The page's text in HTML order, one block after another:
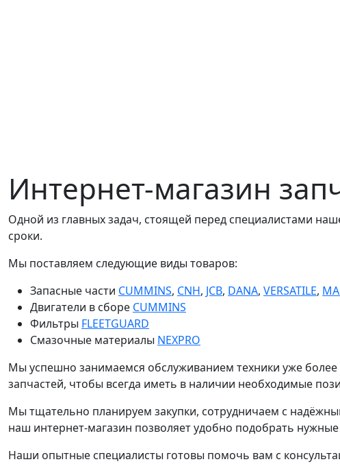
Интернет-магазин
Одной из главных задач, стоящей перед специалистами
сроки.
Мы поставляем следующие виды товаров:
Запасные части CUMMINS, CNH, JCB, DANA, VERSATILE,
Двигатели в сборе CUMMINS
Фильтры FLEETGUARD
Смазочные материалы NEXPRO
Мы успешно занимаемся обслуживанием техники уже
запчастей, чтобы всегда иметь в наличии необходимые
Мы тщательно планируем закупки, сотрудничаем с
наш интернет-магазин позволяет удобно подобрать
Наши опытные специалисты готовы помочь вам с